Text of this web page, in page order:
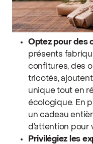
Optez pour des
présents
confitures, des
tricotés,
unique tout en
écologique. En
un cadeau
d’attention pour
Privilégiez les